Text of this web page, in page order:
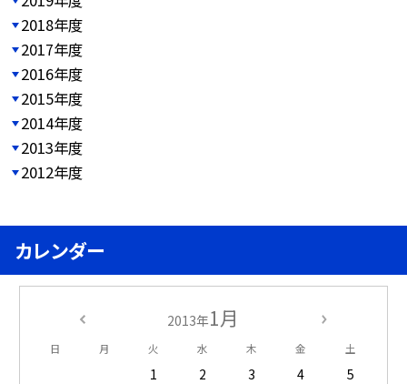
2018年度
2017年度
2016年度
2015年度
2014年度
2013年度
2012年度
カレンダー
2013年1月
日 月 火 水 木 金 土
1 2 3 4
5